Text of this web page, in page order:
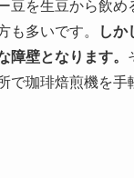
豆を生豆から飲
も多いです。
しか
障壁となります。
で珈琲焙煎機を手